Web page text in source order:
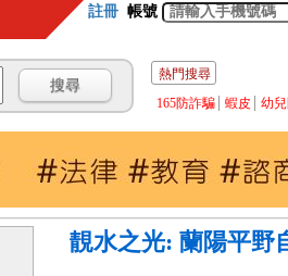
註冊 帳號
熱門搜尋
165防詐騙
蝦皮 幼
靚水之光: 蘭陽平野